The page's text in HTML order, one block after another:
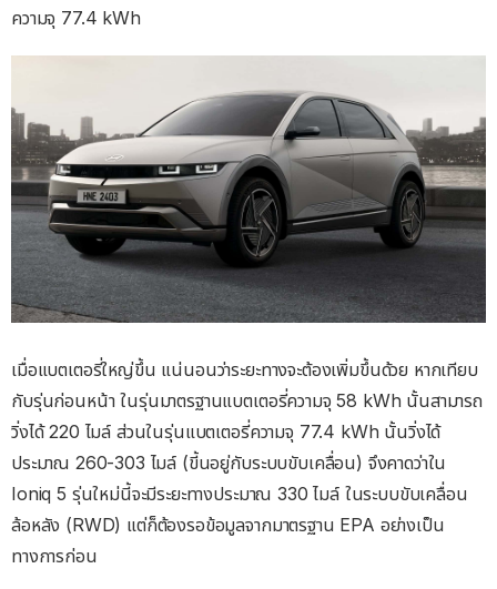
ความจุ 77.4 kWh
เมื่อแบตเตอรี่ใหญ่ขึ้น แน่นอนว่าระยะทางจะต้องเพิ่มขึ้นด้วย หากเทียบ
กับรุ่นก่อนหน้า ในรุ่นมาตรฐานแบตเตอรี่ความจุ 58 kWh นั้นสามารถ
วิ่งได้ 220 ไมล์ ส่วนในรุ่นแบตเตอรี่ความจุ 77.4 kWh นั้นวิ่งได้
ประมาณ 260-303 ไมล์ (ขี้นอยู่กับระบบขับเคลื่อน) จึงคาดว่าใน
Ioniq 5 รุ่นใหม่นี้จะมีระยะทางประมาณ​ 330 ไมล์ ในระบบขับเคลื่อน
ล้อหลัง (RWD) แต่ก็ต้องรอข้อมูลจากมาตรฐาน EPA อย่างเป็น
ทางการก่อน